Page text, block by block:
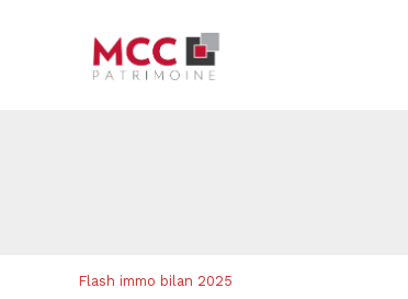
Flash immo bilan 2025
des
articles